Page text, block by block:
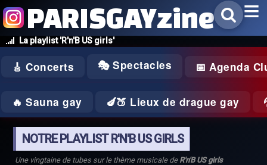
La playlist 'R'n'B US girls'
PARISGAYzine
🎸 Concerts 🎭 Spectacles 📅 Agenda
🔥 Sauna gay 🍆🍑 Lieux de drague gay
NOTRE PLAYLIST R'N'B US GIRLS
Une vingtaine de tubes sur le thème musicale de R'n'B US girls